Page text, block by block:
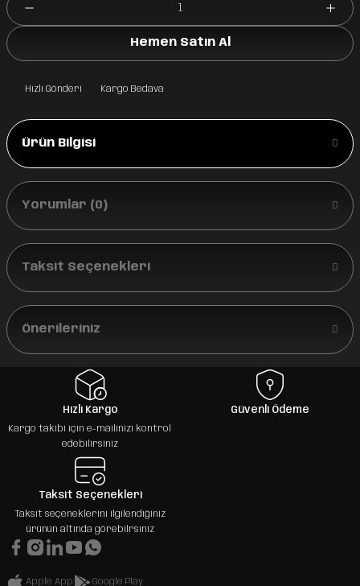
Hemen Satın Al
Hızlı Gönderi Kargo Bedava
Ürün Bilgisi
Yorumlar (0)
Taksit Seçenekleri
Önerileriniz
Hızlı Kargo
Kargo takibi için e-mailinizi kontrol
edebilirsiniz
Güvenli Ödeme
Taksit Seçenekleri
Taksit seçeneklerini ilgilendiğiniz
ürünün altında görebilrsiniz
Apple App Google Play